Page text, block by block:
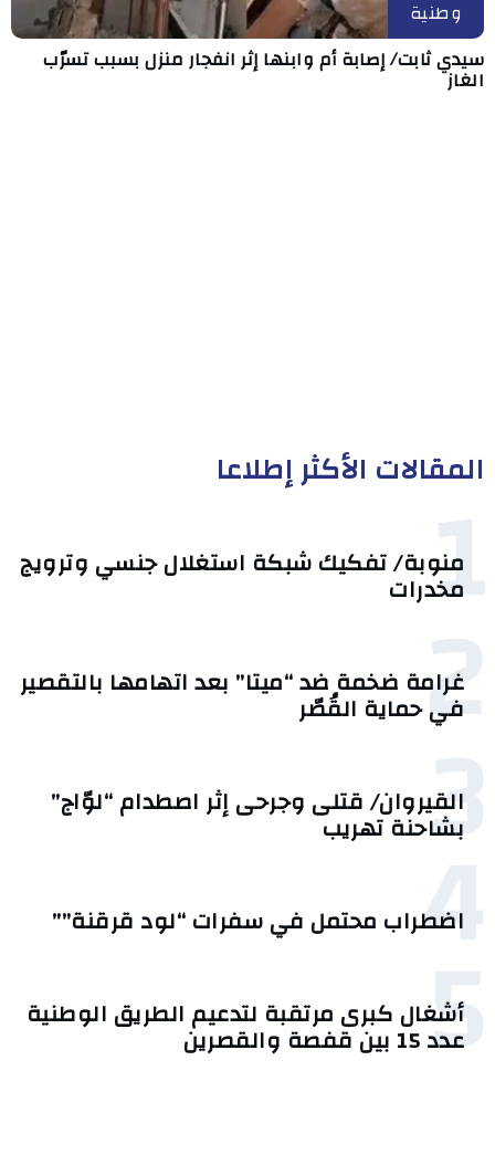
وطنية
سيدي ثابت/ إصابة أم وابنها إثر انفجار منزل بسبب تسرّب
الغاز
المقالات الأكثر إطلاعا
1
منوبة/ تفكيك شبكة استغلال جنسي وترويج
مخدرات
2
غرامة ضخمة ضد “ميتا” بعد اتهامها بالتقصير
في حماية القُصّر
3
القيروان/ قتلى وجرحى إثر اصطدام “لوّاج”
بشاحنة تهريب
4
اضطراب محتمل في سفرات “لود قرقنة””
5
أشغال كبرى مرتقبة لتدعيم الطريق الوطنية
عدد 15 بين قفصة والقصرين